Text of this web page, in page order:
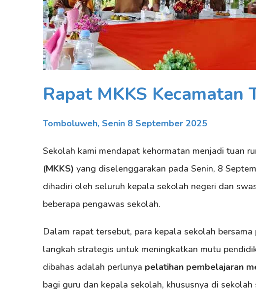
Rapat MKKS Kecamatan
Tomboluweh, Senin 8 September 2025
Sekolah kami mendapat kehormatan menjadi tuan
(MKKS) yang diselenggarakan pada Senin, 8
dihadiri oleh seluruh kepala sekolah negeri dan
beberapa pengawas sekolah.
Dalam rapat tersebut, para kepala sekolah
langkah strategis untuk meningkatkan mutu
dibahas adalah perlunya pelatihan pembelajaran
bagi guru dan kepala sekolah, khususnya di